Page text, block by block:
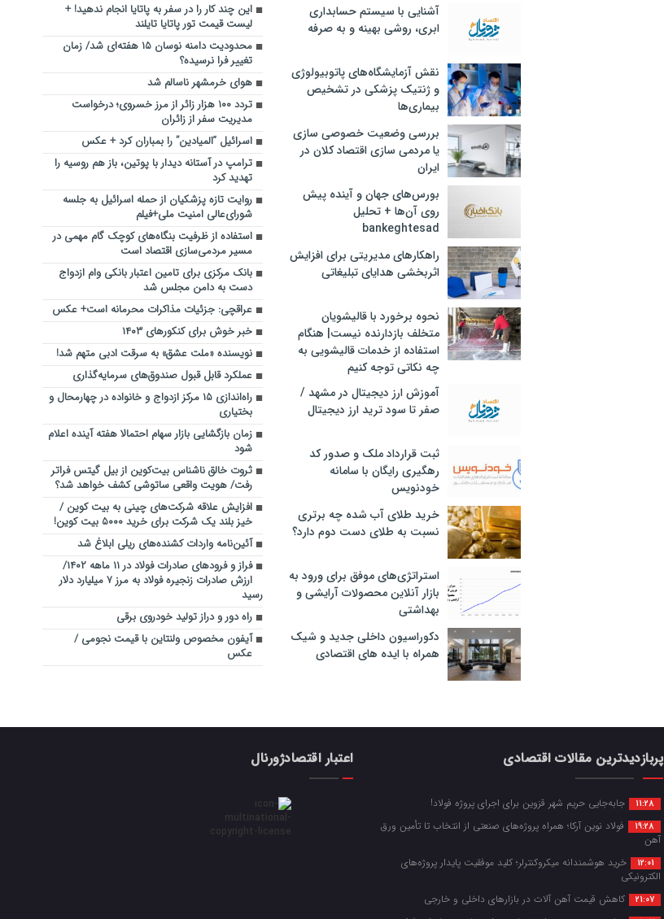
آشنایی با سیستم حسابداری
ابری، روشی بهینه و به صرفه
نقش آزمایشگاه‌های پاتوبیولوژی
و ژنتیک پزشکی در تشخیص
بیماری‌ها
بررسی وضعیت خصوصی سازی
یا مردمی سازی اقتصاد کلان در
ایران
بورس‌های جهان و آینده پیش
روی آن‌ها + تحلیل
bankeghtesad
راهکارهای مدیریتی برای افزایش
اثربخشی هدایای تبلیغاتی
نحوه برخورد با قالیشویان
متخلف بازدارنده نیست| هنگام
استفاده از خدمات قالیشویی به
چه نکاتی توجه کنیم
آموزش ارز دیجیتال در مشهد /
صفر تا سود ترید ارز دیجیتال
ثبت قرارداد ملک و صدور کد
رهگیری رایگان با سامانه
خودنویس
خرید طلای آب شده چه برتری
نسبت به طلای دست دوم دارد؟
استراتژی‌های موفق برای ورود به
بازار آنلاین محصولات آرایشی و
بهداشتی
دکوراسیون داخلی جدید و شیک
همراه با ایده های اقتصادی
این چند کار را در سفر به پاتایا انجام ندهید! +
لیست قیمت تور پاتایا تایلند
محدودیت دامنه نوسان ۱۵ هفته‌ای شد/ زمان
تغییر فرا نرسیده؟
هوای خرمشهر ناسالم شد
تردد ۱۰۰ هزار زائر از مرز خسروی؛ درخواست
مدیریت سفر از زائران
اسرائیل “المیادین” را بمباران کرد + عکس
ترامپ در آستانه دیدار با پوتین، باز هم روسیه را
تهدید کرد
روایت تازه پزشکیان از حمله اسرائیل به جلسه
شورای‌عالی امنیت ملی+فیلم
استفاده از ظرفیت بنگاه‌های کوچک گام مهمی در
مسیر مردمی‌سازی اقتصاد است
بانک مرکزی برای تامین اعتبار بانکی وام ازدواج
دست به دامن مجلس شد
عراقچی: جزئیات مذاکرات محرمانه است+ عکس
خبر خوش برای کنکورهای ۱۴۰۳
نویسنده «ملت عشق» به سرقت ادبی متهم شد!
عملکرد قابل قبول صندوق‌های سرمایه‌گذاری
راه‌اندازی ۱۵ مرکز ازدواج و خانواده در چهارمحال و
بختیاری
زمان بازگشایی بازار سهام احتمالا هفته آینده اعلام
شود
ثروت خالق ناشناس بیت‌کوین از بیل گیتس فراتر
رفت/ هویت واقعی ساتوشی کشف خواهد شد؟
افزایش علاقه شرکت‌های چینی به بیت‌ کوین /
خیز بلند یک شرکت برای خرید ۵۰۰۰ بیت کوین!
آئین‌نامه واردات کشنده‌های ریلی ابلاغ شد
فراز و فرودهای صادرات فولاد در ۱۱ ماهه ۱۴۰۲/
ارزش صادرات زنجیره فولاد به مرز ۷ میلیارد دلار
رسید
راه دور و دراز تولید خودروی برقی
آیفون مخصوص ولنتاین با قیمت نجومی /
عکس
پربازدیدترین مقالات اقتصادی
11:28 جابه‌جایی حریم شهر قزوین برای اجرای پروژه فولاد!
19:28
فولاد نوین آرکا؛ همراه پروژه‌های صنعتی از انتخاب تا تأمین ورق
آهن
12:01
خرید هوشمندانه میکروکنترلر؛ کلید موفقیت پایدار پروژه‌های
الکترونیکی
21:07 کاهش قیمت آهن آلات در بازارهای داخلی و خارجی
اعتبار اقتصادژورنال